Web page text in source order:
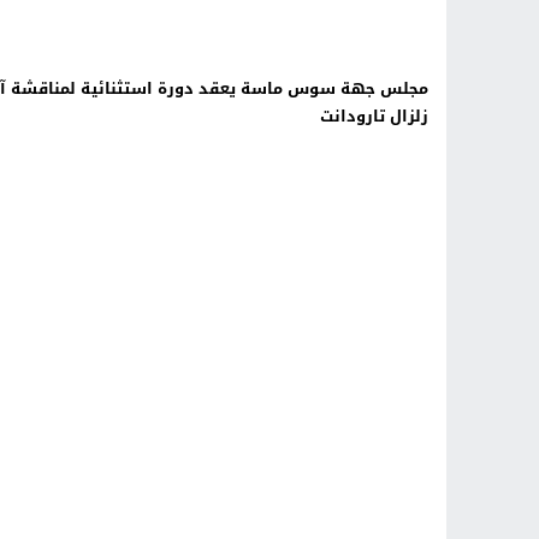
مجلس جهة سوس ماسة يعقد دورة استثنائية لمناقشة
زلزال تارودانت